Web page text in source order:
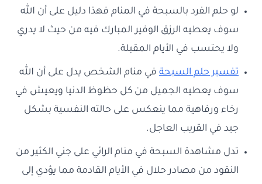
لو حلم الفرد بالسبحة في المنام فهذا دليل على أن الله
سوف يعطيه الرزق الوفير المبارك فيه من حيث لا يدري
ولا يحتسب في الأيام المقبلة.
تفسير حلم السبحة في منام الشخص يدل على أن الله
سوف يعطيه الجميل من كل حظوظ الدنيا ويعيش في
رخاء ورفاهية مما ينعكس على حالته النفسية بشكل
جيد في القريب العاجل.
تدل مشاهدة السبحة في منام الرائي على جني الكثير من
النقود من مصادر حلال في الأيام القادمة مما يؤدي إلى